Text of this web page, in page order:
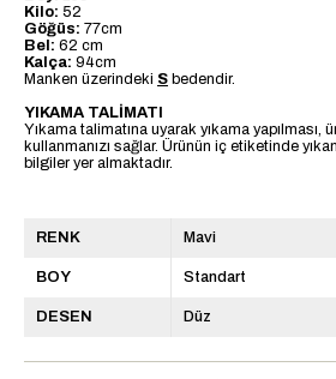
Kilo: 52
Göğüs: 77cm
Bel: 62 cm
Kalça: 94cm
Manken üzerindeki S bedendir.
YIKAMA TALİMATI
Yıkama talimatına uyarak yıkama yapılması,
kullanmanızı sağlar. Ürünün iç etiketinde
bilgiler yer almaktadır.
RENK Mavi
BOY Standart
DESEN Düz